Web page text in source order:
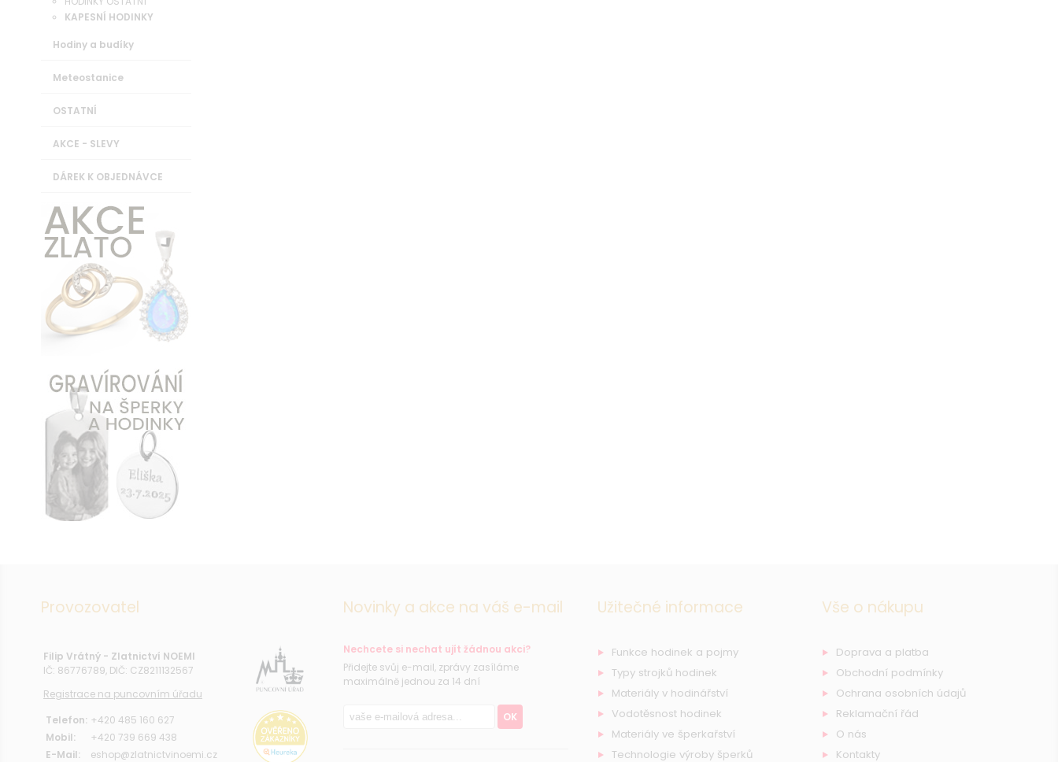
KAPESNÍ HODINKY
Hodiny a budíky
Meteostanice
OSTATNÍ
AKCE - SLEVY
DÁREK K OBJEDNÁVCE
Provozovatel
Filip Vrátný - Zlatnictví NOEMI
IČ: 86776789, DIČ: CZ8211132567
Registrace na puncovním úřadu
Telefon: +420 485 160 627
Mobil:
+420 739 669 438
E-Mail:
eshop@zlatnictvinoemi.cz
Novinky a akce na váš e-mail
Nechcete si nechat ujít žádnou akci?
Přidejte svůj e-mail, zprávy zasíláme
maximálně jednou za 14 dní
OK
Užitečné informace
Funkce hodinek a pojmy
Typy strojků hodinek
Materiály v hodinářství
Vodotěsnost hodinek
Materiály ve šperkařství
Technologie výroby šperků
Vše o nákupu
Doprava a platba
Obchodní podmínky
Ochrana osobních údajů
Reklamační řád
O nás
Kontakty